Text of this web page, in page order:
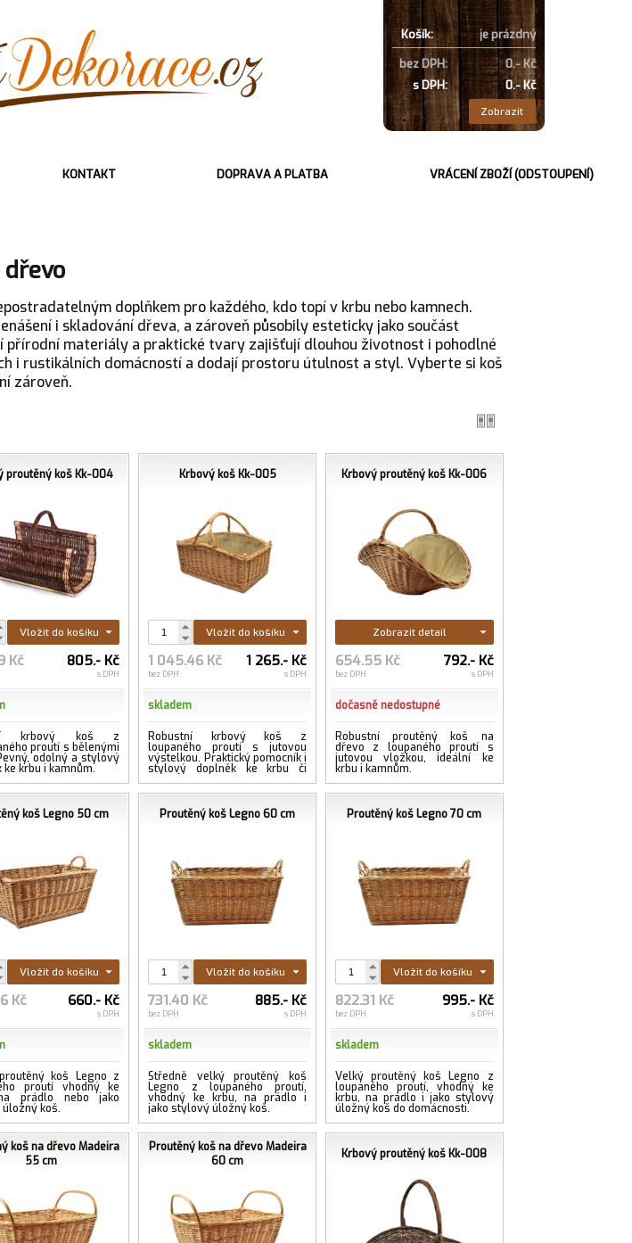
Košík:
je prázdný
bez DPH:
0.- Kč
s DPH:
0.- Kč
Zobrazit
KONTAKT DOPRAVA A PLATBA VRÁCENÍ ZBOŽÍ (ODSTOUPENÍ)
dřevo
doplňkem pro každého, kdo topí v krbu nebo kamnech.
i skladování dřeva, a zároveň působily esteticky jako součást
přírodní materiály a praktické tvary zajišťují dlouhou životnost i pohodlné
i rustikálních domácností a dodají prostoru útulnost a styl. Vyberte si koš
zároveň.
proutěný koš Kk-004
Vložit do košíku
Kč 805.- Kč
s DPH
krbový koš z
proutí s bělenými
odolný a stylový
ke krbu i kamnům.
Krbový koš Kk-005
Vložit do košíku
1 045.46 Kč
bez DPH
1 265.- Kč
s DPH
skladem
Robustní krbový koš z
loupaného proutí s jutovou
výstelkou. Praktický pomocník i
stylový doplněk ke krbu či
kamnům.
Krbový proutěný koš Kk-006
Zobrazit detail
654.55 Kč
bez DPH
792.- Kč
s DPH
dočasně nedostupné
Robustní proutěný koš na
dřevo z loupaného proutí s
jutovou vložkou, ideální ke
krbu i kamnům.
koš Legno 50 cm
Vložit do košíku
Kč 660.- Kč
s DPH
koš Legno z
proutí vhodný ke
prádlo nebo jako
koš.
Proutěný koš Legno 60 cm
Vložit do košíku
731.40 Kč
bez DPH
885.- Kč
s DPH
skladem
Středně velký proutěný koš
Legno z loupaného proutí,
vhodný ke krbu, na prádlo i
jako stylový úložný koš.
Proutěný koš Legno 70 cm
Vložit do košíku
822.31 Kč
bez DPH
995.- Kč
s DPH
skladem
Velký proutěný koš Legno z
loupaného proutí, vhodný ke
krbu, na prádlo i jako stylový
úložný koš do domácnosti.
koš na dřevo Madeira
55 cm
Proutěný koš na dřevo Madeira
60 cm
Krbový proutěný koš Kk-008